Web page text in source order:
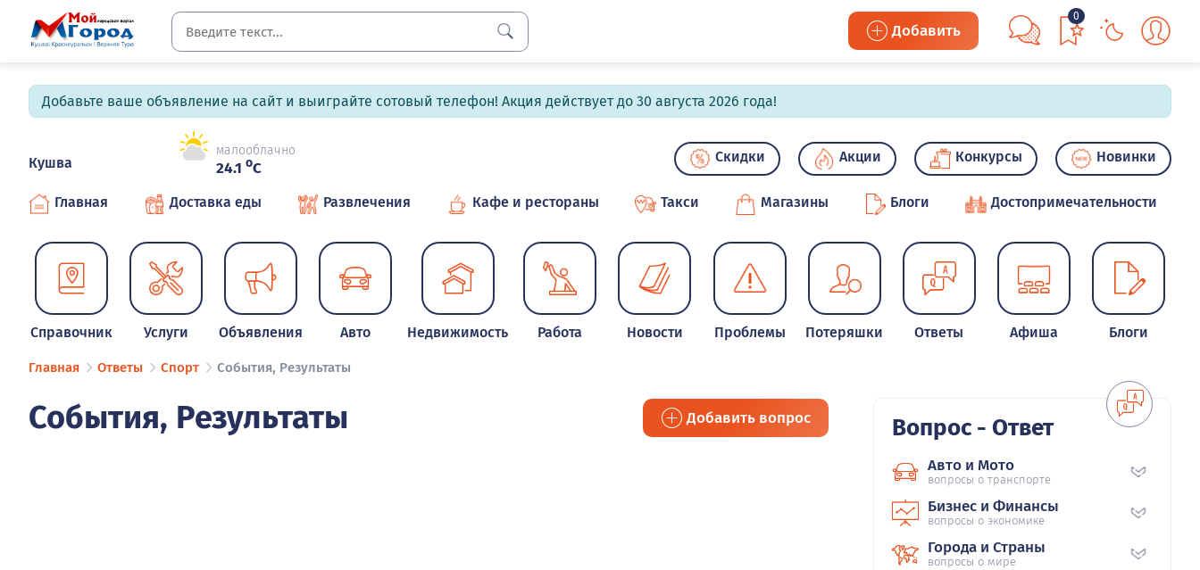
Добавить
0
Добавьте ваше объявление на сайт и выиграйте сотовый телефон! Акция действует до 30 августа 2026 года!
Кушва
малооблачно
24.1 oC
Скидки Акции Конкурсы Новинки
Главная Доставка еды Развлечения Кафе и рестораны Такси Магазины Блоги Достопримечательности
Справочник Услуги Объявления Авто Недвижимость Работа Новости Проблемы Потеряшки Ответы Афиша Блоги
Главная Ответы Спорт События, Результаты
События, Результаты Добавить вопрос Вопрос - Ответ
Авто и Мото
вопросы о транспорте
Бизнес и Финансы
вопросы о экономике
Города и Страны
вопросы о мире